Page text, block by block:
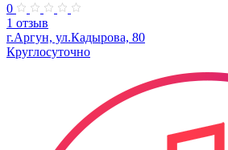
0
1 отзыв
г.Аргун, ул.Кадырова, 80
Круглосуточно